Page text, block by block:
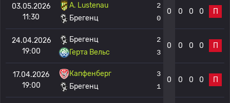
03.05.2026
11:30
A. Lustenau
Брегенц
2
0
0 0 0 0 П
24.04.2026
19:00
Брегенц
Герта Вельс
2
3
0 0 0 0 П
17.04.2026
19:00
Капфенберг
Брегенц
3
1
0 0 0 0 П